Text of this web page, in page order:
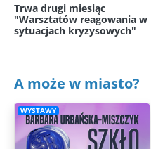
Trwa drugi miesiąc
"Warsztatów reagowania w
sytuacjach kryzysowych"
A może w miasto?
WYSTAWY